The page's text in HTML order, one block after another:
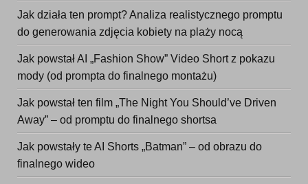
Jak działa ten prompt? Analiza realistycznego promptu
do generowania zdjęcia kobiety na plaży nocą
Jak powstał AI „Fashion Show” Video Short z pokazu
mody (od prompta do finalnego montażu)
Jak powstał ten film „The Night You Should’ve Driven
Away” – od promptu do finalnego shortsa
Jak powstały te AI Shorts „Batman” – od obrazu do
finalnego wideo